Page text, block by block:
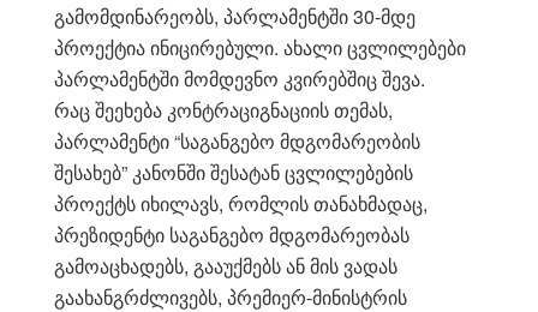
გამომდინარეობს, პარლამენტში 30-მდე
პროექტია ინიცირებული. ახალი ცვლილებები
პარლამენტში მომდევნო კვირებშიც შევა.
რაც შეეხება კონტრაციგნაციის თემას,
პარლამენტი “საგანგებო მდგომარეობის
შესახებ” კანონში შესატან ცვლილებების
პროექტს იხილავს, რომლის თანახმადაც,
პრეზიდენტი საგანგებო მდგომარეობას
გამოაცხადებს, გააუქმებს ან მის ვადას
გაახანგრძლივებს, პრემიერ-მინისტრის